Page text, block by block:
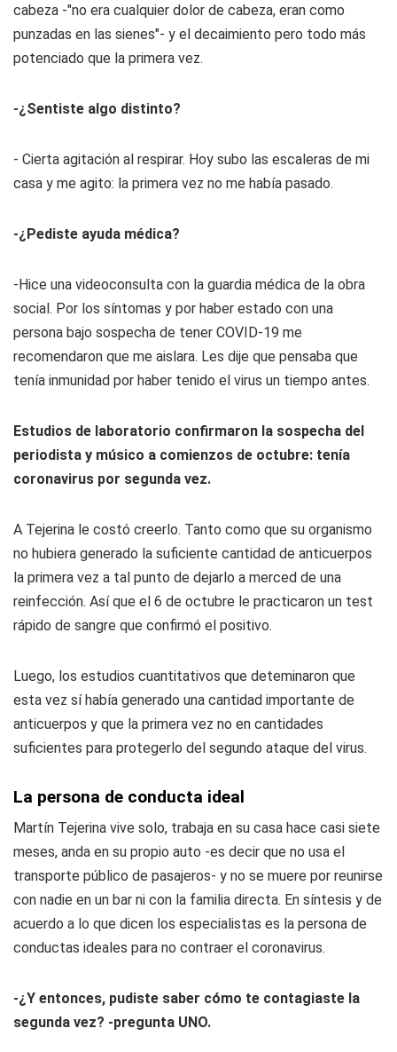
cabeza -"no era cualquier dolor de cabeza, eran como
punzadas en las sienes"- y el decaimiento pero todo más
potenciado que la primera vez.
-¿Sentiste algo distinto?
- Cierta agitación al respirar. Hoy subo las escaleras de mi
casa y me agito: la primera vez no me había pasado.
-¿Pediste ayuda médica?
-Hice una videoconsulta con la guardia médica de la obra
social. Por los síntomas y por haber estado con una
persona bajo sospecha de tener COVID-19 me
recomendaron que me aislara. Les dije que pensaba que
tenía inmunidad por haber tenido el virus un tiempo antes.
Estudios de laboratorio confirmaron la sospecha del
periodista y músico a comienzos de octubre: tenía
coronavirus por segunda vez.
A Tejerina le costó creerlo. Tanto como que su organismo
no hubiera generado la suficiente cantidad de anticuerpos
la primera vez a tal punto de dejarlo a merced de una
reinfección. Así que el 6 de octubre le practicaron un test
rápido de sangre que confirmó el positivo.
Luego, los estudios cuantitativos que deteminaron que
esta vez sí había generado una cantidad importante de
anticuerpos y que la primera vez no en cantidades
suficientes para protegerlo del segundo ataque del virus.
La persona de conducta ideal
Martín Tejerina vive solo, trabaja en su casa hace casi siete
meses, anda en su propio auto -es decir que no usa el
transporte público de pasajeros- y no se muere por reunirse
con nadie en un bar ni con la familia directa. En síntesis y de
acuerdo a lo que dicen los especialistas es la persona de
conductas ideales para no contraer el coronavirus.
-¿Y entonces, pudiste saber cómo te contagiaste la
segunda vez? -pregunta UNO.